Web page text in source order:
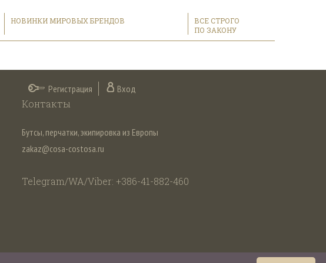
НОВИНКИ МИРОВЫХ БРЕНДОВ
ВСЕ СТРОГО
ПО ЗАКОНУ
Регистрация Вход
Контакты
Бутсы, перчатки, экипировка из Европы
zakaz@cosa-costosa.ru
Telegram/WA/Viber: +386-41-882-460